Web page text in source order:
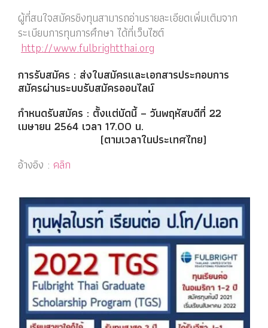
ผู้ที่สนใจสมัครชิงทุนสามารถอ่านรายละเอียดเพิ่มเติมจาก
ระเบียบการทุนการศึกษา ได้ที่เว็บไซต์
http://www.fulbrightthai.org
การรับสมัคร : ส่งใบสมัครและเอกสารประกอบการ
สมัครผ่านระบบรับสมัครออนไลน์
กำหนดรับสมัคร : ตั้งแต่บัดนี้ – วันพฤหัสบดีที่ 22
เมษายน 2564 เวลา 17.00 น.
(ตามเวลาในประเทศไทย)
อ้างอิง : คลิก